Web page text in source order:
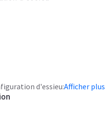
d'essieu:Afficher plus